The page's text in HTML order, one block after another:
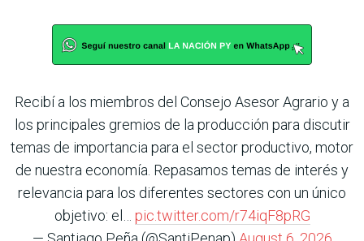
Recibí a los miembros del Consejo Asesor Agrario y a
los principales gremios de la producción para discutir
temas de importancia para el sector productivo, motor
de nuestra economía. Repasamos temas de interés y
relevancia para los diferentes sectores con un único
objetivo: el… pic.twitter.com/r74iqF8pRG